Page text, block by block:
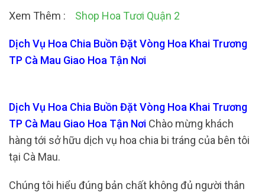
Xem Thêm : Shop Hoa Tươi Quận 2
Dịch Vụ Hoa Chia Buồn Đặt Vòng Hoa Khai Trương
TP Cà Mau Giao Hoa Tận Nơi
Dịch Vụ Hoa Chia Buồn Đặt Vòng Hoa Khai Trương
TP Cà Mau Giao Hoa Tận Nơi Chào mừng khách
hàng tới sở hữu dịch vụ hoa chia bi tráng của bên tôi
tại Cà Mau.
Chúng tôi hiểu đúng bản chất không đủ người thân